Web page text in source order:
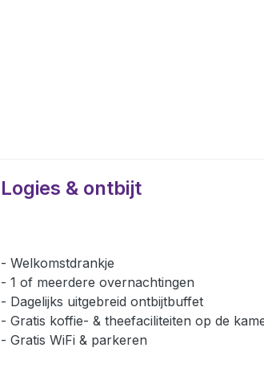
Logies & ontbijt
Welkomstdrankje
1 of meerdere overnachtingen
Dagelijks uitgebreid ontbijtbuffet
Gratis koffie- & theefaciliteiten op de
Gratis WiFi & parkeren